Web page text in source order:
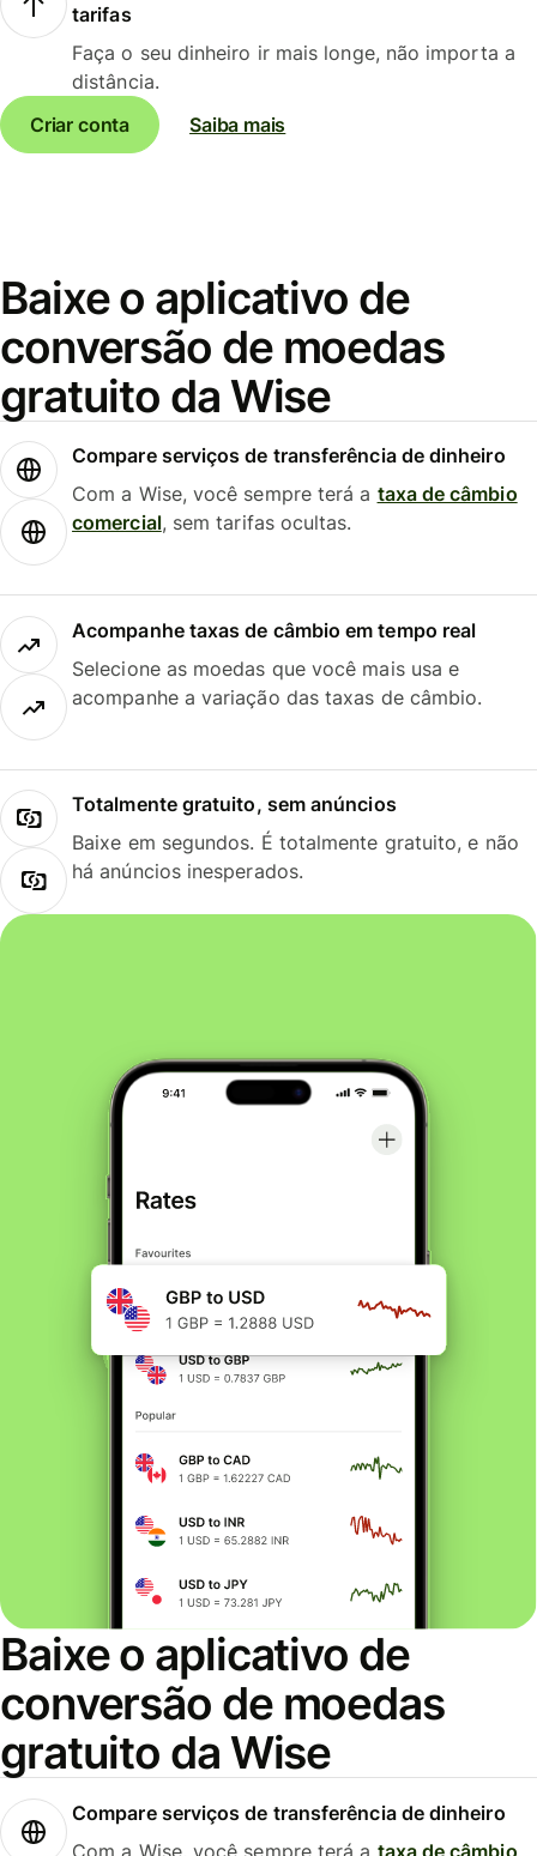
tarifas
Faça o seu dinheiro ir mais longe, não importa a
distância.
Criar conta
Saiba mais
Baixe o aplicativo de
conversão de moedas
gratuito da Wise
Compare serviços de transferência de dinheiro
Com a Wise, você sempre terá a taxa de câmbio
comercial, sem tarifas ocultas.
Acompanhe taxas de câmbio em tempo real
Selecione as moedas que você mais usa e
acompanhe a variação das taxas de câmbio.
Totalmente gratuito, sem anúncios
Baixe em segundos. É totalmente gratuito, e não
há anúncios inesperados.
Baixe o aplicativo de
conversão de moedas
gratuito da Wise
Compare serviços de transferência de dinheiro
Com a Wise, você sempre terá a taxa de câmbio